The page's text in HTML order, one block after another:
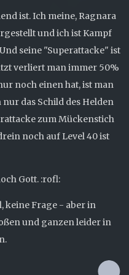
ist. Ich meine, Ragnara
und ich ist Kampf
seine "Superattacke" ist
verliert man immer 50%
noch einen hat, ist man
das Schild des Helden
zum Mückenstich
noch auf Level 40 ist
Gott. :rofl:
keine Frage - aber in
und ganzen leider in